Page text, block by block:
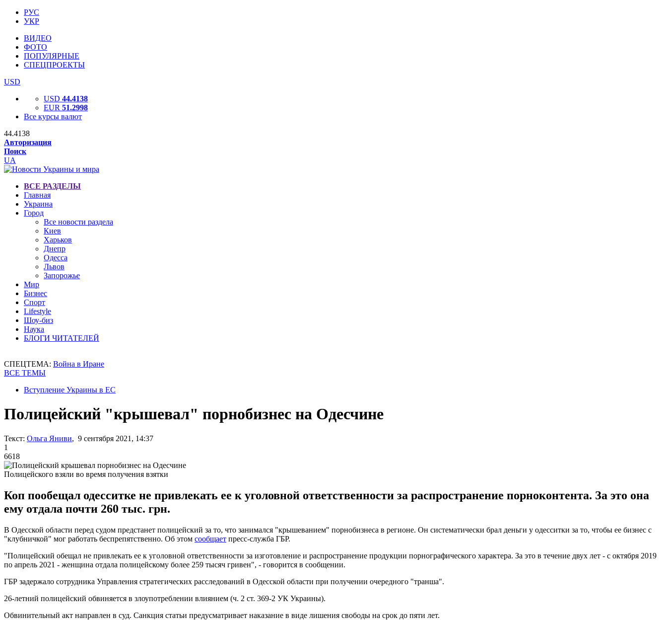
РУС
УКР
ВИДЕО
ФОТО
ПОПУЛЯРНЫЕ
СПЕЦПРОЕКТЫ
USD
USD 44.4138
EUR 51.2998
Все курсы валют
44.4138
Авторизация
Поиск
UA
ВСЕ РАЗДЕЛЫ
Главная
Украина
Город
Все новости раздела
Киев
Харьков
Днепр
Одесса
Львов
Запорожье
Мир
Бизнес
Спорт
Lifestyle
Шоу-биз
Наука
БЛОГИ ЧИТАТЕЛЕЙ
СПЕЦТЕМА: Война в Иране
ВСЕ ТЕМЫ
Вступление Украины в ЕС
Полицейский "крышевал" порнобизнес на Одесчине
Текст: Ольга Яниви, 9 сентября 2021, 14:37
1
6618
Полицейского взяли во время получения взятки
Коп пообещал одесситке не привлекать ее к уголовной ответственности за распространение порноконтента. За это она
ему отдала почти 260 тыс. грн.
В Одесской области перед судом предстанет полицейский за то, что занимался "крышеванием" порнобизнеса в регионе. Он систематически брал деньги у одесситки за то, чтобы ее бизнес с
"клубничкой" мог работать беспрепятственно. Об этом сообщает пресс-служба ГБР.
"Полицейский обещал не привлекать ее к уголовной ответственности за изготовление и распространение продукции порнографического характера. За это в течение двух лет - с октября 2019
по апрель 2021 - женщина отдала полицейскому более 259 тысяч гривен", - говорится в сообщении.
ГБР задержало сотрудника Управления стратегических расследований в Одесской области при получении очередного "транша".
26-летний полицейский обвиняется в злоупотреблении влиянием (ч. 2 ст. 369-2 УК Украины).
Обвинительный акт направлен в суд. Санкция статьи предусматривает наказание в виде лишения свободы на срок до пяти лет.